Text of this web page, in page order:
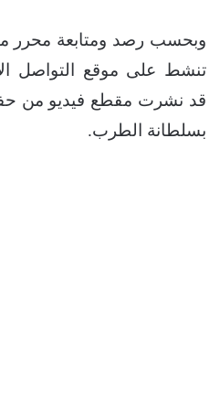
وبحسب رصد ومتابعة محرر
تنشط على موقع التواصل
قد نشرت مقطع فيديو من
بسلطانة الطرب.